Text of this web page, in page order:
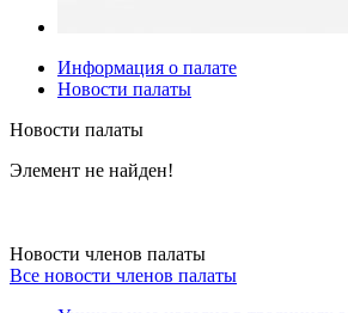
Информация о палате
Новости палаты
Новости палаты
Элемент не найден!
Новости членов палаты
Все новости членов палаты